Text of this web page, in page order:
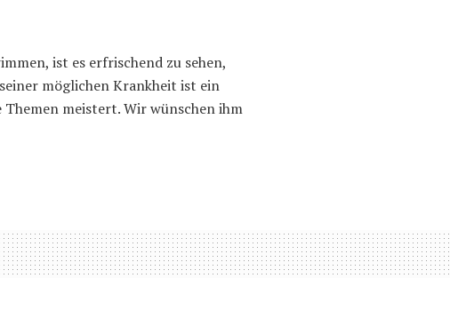
ist es erfrischend zu sehen,
möglichen Krankheit ist ein
meistert. Wir wünschen ihm